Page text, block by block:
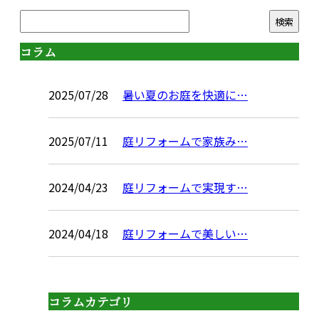
コラム
2025/07/28 暑い夏のお庭を快適に…
2025/07/11 庭リフォームで家族み…
2024/04/23 庭リフォームで実現す…
2024/04/18 庭リフォームで美しい…
コラムカテゴリ